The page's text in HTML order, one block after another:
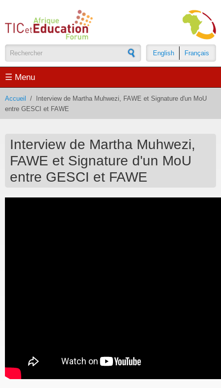
Français
English
Formulaire de recherche
☰ Menu
Accueil /
Interview de Martha Muhwezi, FAWE et Signature d'un MoU
entre GESCI et FAWE
Interview de Martha Muhwezi,
FAWE et Signature d'un MoU
entre GESCI et FAWE